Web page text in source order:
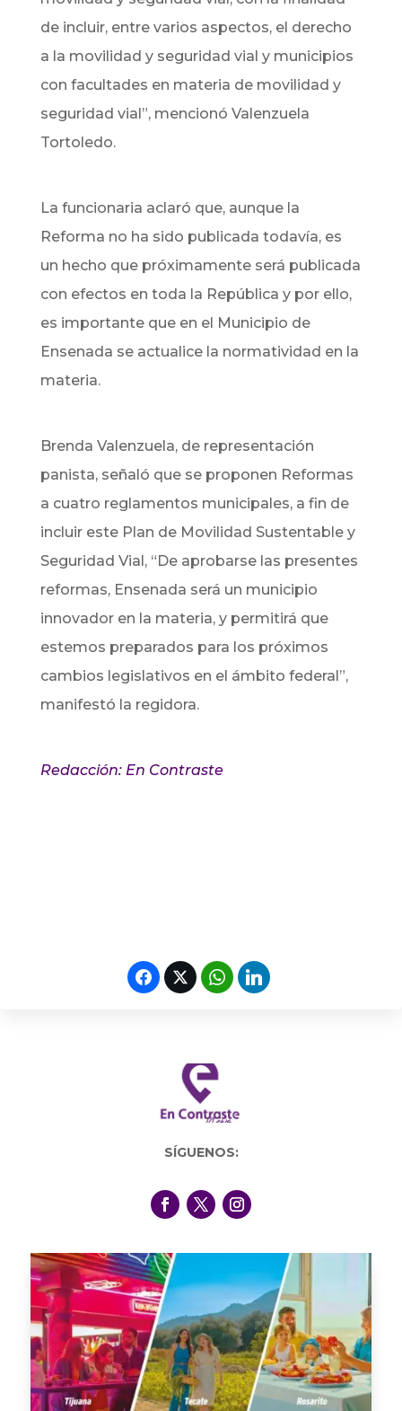
de incluir, entre varios aspectos, el derecho
a la movilidad y seguridad vial y municipios
con facultades en materia de movilidad y
seguridad vial”, mencionó Valenzuela
Tortoledo.
La funcionaria aclaró que, aunque la
Reforma no ha sido publicada todavía, es
un hecho que próximamente será publicada
con efectos en toda la República y por ello,
es importante que en el Municipio de
Ensenada se actualice la normatividad en la
materia.
Brenda Valenzuela, de representación
panista, señaló que se proponen Reformas
a cuatro reglamentos municipales, a fin de
incluir este Plan de Movilidad Sustentable y
Seguridad Vial, “De aprobarse las presentes
reformas, Ensenada será un municipio
innovador en la materia, y permitirá que
estemos preparados para los próximos
cambios legislativos en el ámbito federal”,
manifestó la regidora.
Redacción: En Contraste
SÍGUENOS: